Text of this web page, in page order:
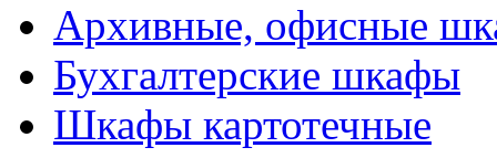
Архивные, офисные
Бухгалтерские шкафы
Шкафы картотечные